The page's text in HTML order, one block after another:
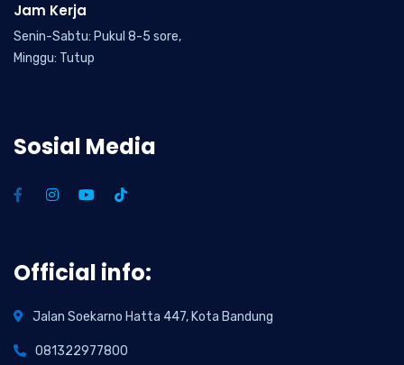
Jam Kerja
Senin-Sabtu: Pukul 8-5 sore,
Minggu: Tutup
Sosial Media
Official info:
Jalan Soekarno Hatta 447, Kota Bandung
081322977800